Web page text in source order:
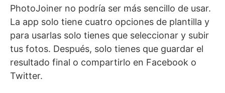
PhotoJoiner no podría ser más sencillo de usar.
La app solo tiene cuatro opciones de plantilla y
para usarlas solo tienes que seleccionar y subir
tus fotos. Después, solo tienes que guardar el
resultado final o compartirlo en Facebook o
Twitter.